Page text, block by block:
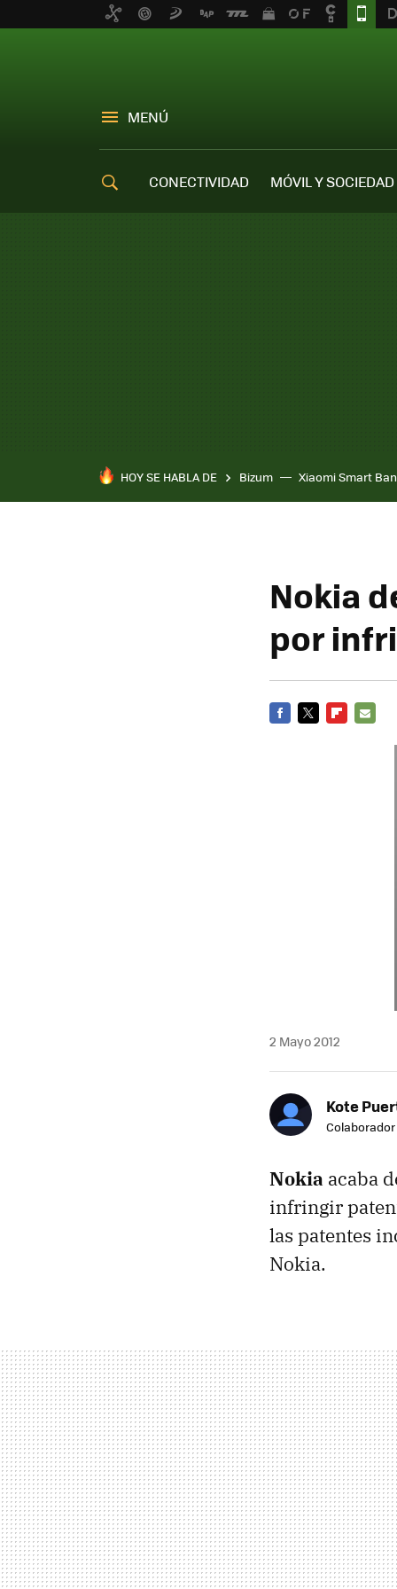
MENÚ
CONECTIVIDAD MÓVIL Y SOCIEDAD
HOY SE HABLA DE Bizum Xiaomi Smart
Nokia
por
2 Mayo 2012
Kote
Colaborador
Nokia acaba
infringir
las patentes
Nokia.